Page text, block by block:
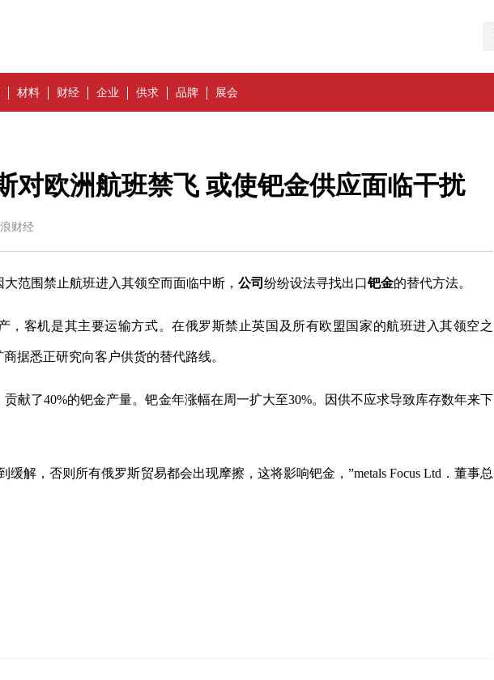
材料 财经 企业 供求 品牌 展会
对欧洲航班禁飞 或使钯金供应面临干扰
财经
范围禁止航班进入其领空而面临中断， 公司 纷纷设法寻找出口钯金的替代方法。
，客机是其主要运输方式。在俄罗斯禁止英国及所有欧盟国家的航班进入其领空之
据悉正研究向客户供货的替代路线。
贡献了40%的钯金产量。钯金年涨幅在周一扩大至30%。因供不应求导致库存数年来下
缓解，否则所有俄罗斯贸易都会出现摩擦，这将影响钯金，”metals Focus Ltd．董事总